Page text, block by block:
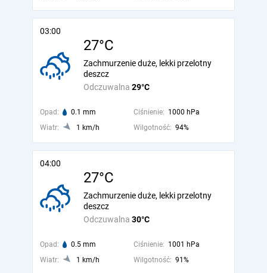
03:00
27°C
Odczuwalna 29°C
Zachmurzenie duże, lekki przelotny
deszcz
Opad: 0.1 mm Ciśnienie: 1000 hPa
Wiatr:
1 km/h Wilgotność: 94%
04:00
27°C
Odczuwalna 30°C
Zachmurzenie duże, lekki przelotny
deszcz
Opad: 0.5 mm Ciśnienie: 1001 hPa
Wiatr:
1 km/h Wilgotność: 91%